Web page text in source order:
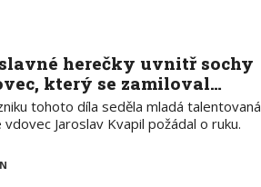
herečky uvnitř sochy
který se zamiloval…
tohoto díla seděla mladá talentovaná
Jaroslav Kvapil požádal o ruku.